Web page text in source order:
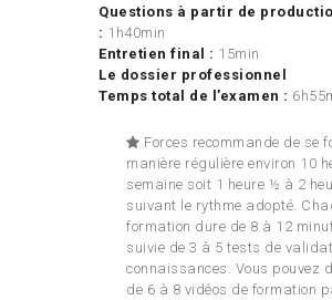
Questions à partir de
: 1h40min
Entretien final : 15min
Le dossier professionnel
Temps total de l’examen :
Forces recommande de se
manière régulière environ 10
semaine soit 1 heure ½ à 2
suivant le rythme adopté.
formation dure de 8 à 12
suivie de 3 à 5 tests de
connaissances. Vous pouvez
de 6 à 8 vidéos de formation